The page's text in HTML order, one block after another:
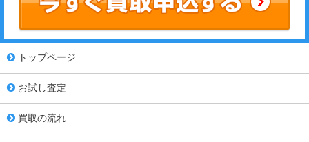
トップページ
お試し査定
買取の流れ